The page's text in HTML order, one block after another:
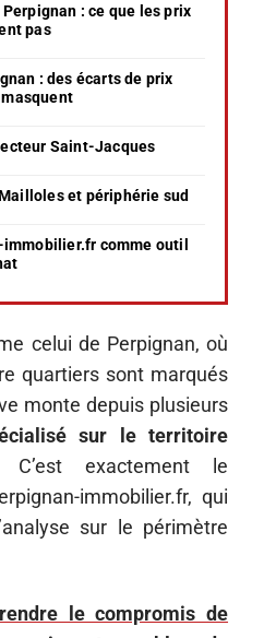
: ce que les prix
pas
: des écarts de prix
Saint-Jacques
et périphérie sud
comme outil
celui de Perpignan, où
quartiers sont marqués
monte depuis plusieurs
sur le territoire
C’est exactement le
immobilier.fr, qui
sur le périmètre
le compromis de